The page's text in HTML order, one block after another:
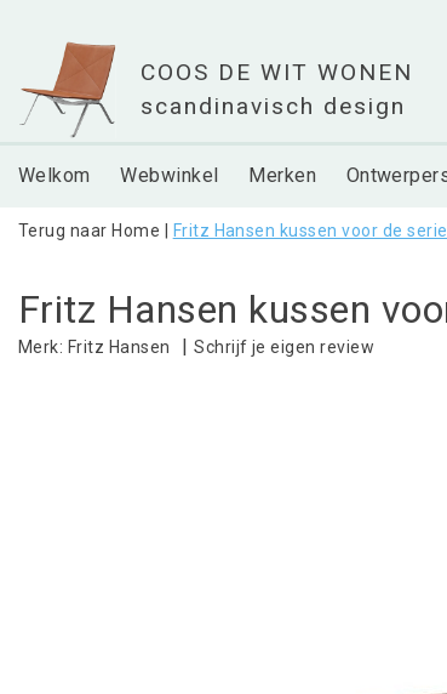
Welkom Webwinkel Merken
Terug naar Home Fritz Hansen kussen voor de
Fritz Hansen kussen
Merk: Fritz Hansen |Schrijf je eigen review